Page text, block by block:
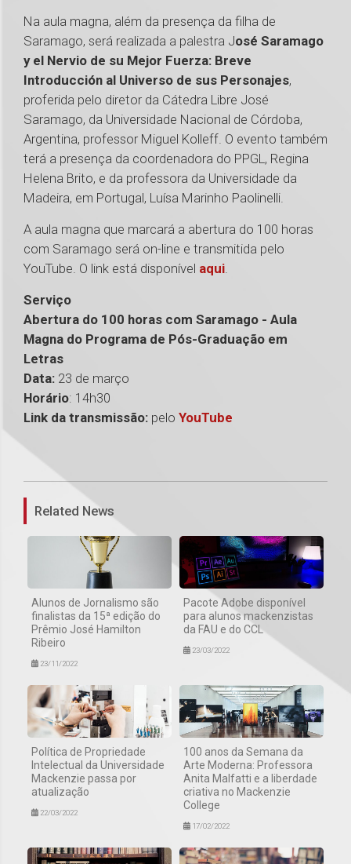
Na aula magna, além da presença da filha de
Saramago, será realizada a palestra José Saramago
y el Nervio de su Mejor Fuerza: Breve
Introducción al Universo de sus Personajes,
proferida pelo diretor da Cátedra Libre José
Saramago, da Universidade Nacional de Córdoba,
Argentina, professor Miguel Kolleff. O evento também
terá a presença da coordenadora do PPGL, Regina
Helena Brito, e da professora da Universidade da
Madeira, em Portugal, Luísa Marinho Paolinelli.
A aula magna que marcará a abertura do 100 horas
com Saramago será on-line e transmitida pelo
YouTube. O link está disponível aqui.
Serviço
Abertura do 100 horas com Saramago - Aula
Magna do Programa de Pós-Graduação em
Letras
Data: 23 de março
Horário: 14h30
Link da transmissão: pelo YouTube
Related News
Alunos de Jornalismo são
finalistas da 15ª edição do
Prêmio José Hamilton
Ribeiro
23/11/2022
Pacote Adobe disponível
para alunos mackenzistas
da FAU e do CCL
23/03/2022
Política de Propriedade
Intelectual da Universidade
Mackenzie passa por
atualização
22/03/2022
100 anos da Semana da
Arte Moderna: Professora
Anita Malfatti e a liberdade
criativa no Mackenzie
College
17/02/2022